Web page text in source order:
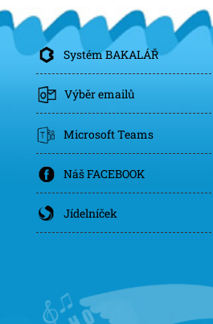
Systém BAKALÁŘ
Výběr emailů
Microsoft Teams
Náš FACEBOOK
Jídelníček